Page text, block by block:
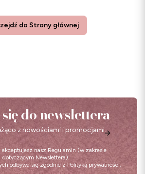
do Strony głównej
do newslettera
z nowościami i promocjami.
akceptujesz nasz Regulamin (w zakresie
dotyczącym Newslettera).
odbywa się zgodnie z Polityką prywatności.